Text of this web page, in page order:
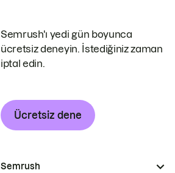
Semrush'ı yedi gün boyunca
ücretsiz deneyin. İstediğiniz zaman
iptal edin.
Ücretsiz dene
Semrush